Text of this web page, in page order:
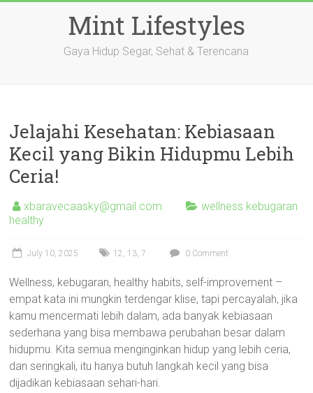
Mint Lifestyles
Gaya Hidup Segar, Sehat & Terencana
Jelajahi Kesehatan: Kebiasaan
Kecil yang Bikin Hidupmu Lebih
Ceria!
xbaravecaasky@gmail.com
wellness kebugaran
healthy
July 10, 2025 12 , 13,7 0 Comment
Wellness, kebugaran, healthy habits, self-improvement –
empat kata ini mungkin terdengar klise, tapi percayalah, jika
kamu mencermati lebih dalam, ada banyak kebiasaan
sederhana yang bisa membawa perubahan besar dalam
hidupmu. Kita semua menginginkan hidup yang lebih ceria,
dan seringkali, itu hanya butuh langkah kecil yang bisa
dijadikan kebiasaan sehari-hari.